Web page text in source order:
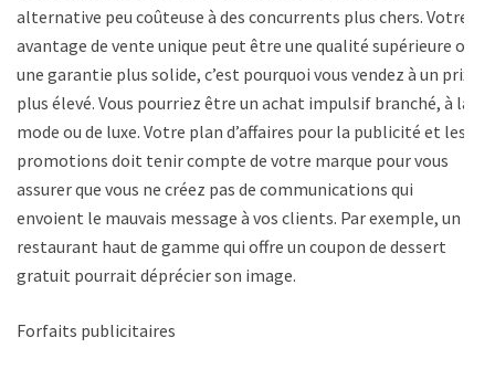
alternative peu coûteuse à des concurrents plus chers. Votre
avantage de vente unique peut être une qualité supérieure ou
une garantie plus solide, c’est pourquoi vous vendez à un prix
plus élevé. Vous pourriez être un achat impulsif branché, à la
mode ou de luxe. Votre plan d’affaires pour la publicité et les
promotions doit tenir compte de votre marque pour vous
assurer que vous ne créez pas de communications qui
envoient le mauvais message à vos clients. Par exemple, un
restaurant haut de gamme qui offre un coupon de dessert
gratuit pourrait déprécier son image.
Forfaits publicitaires